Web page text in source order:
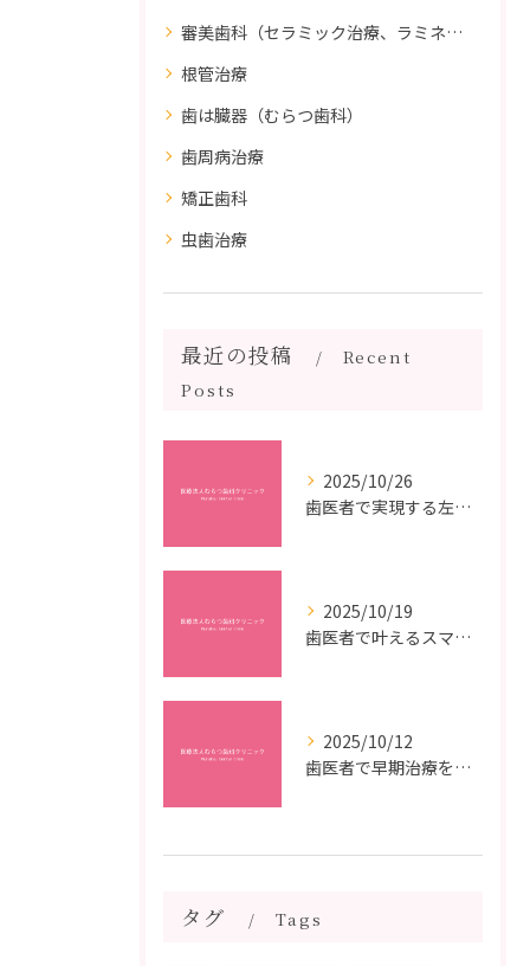
審美歯科（セラミック治療、ラミネートべニア、ダイレクトボンディング）
根管治療
歯は臓器（むらつ歯科）
歯周病治療
矯正歯科
虫歯治療
最近の投稿
Recent
Posts
2025/10/26
歯医者で実現する左右対称治療のポイントと矯正治療選びの疑問解決ガイド
2025/10/19
歯医者で叶えるスマイルメイクオーバーなら福岡県福岡市博多区博多駅前の最新矯正治療解説
2025/10/12
歯医者で早期治療を受けるメリットと虫歯悪化を防ぐ最短ステップ
タグ Tags